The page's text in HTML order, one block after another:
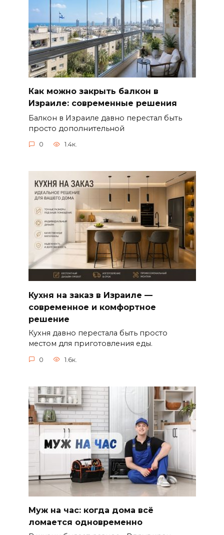
Как можно закрыть балкон в
Израиле: современные решения
Балкон в Израиле давно перестал быть
просто дополнительной
0 1.4к.
Кухня на заказ в Израиле —
современное и комфортное
решение
Кухня давно перестала быть просто
местом для приготовления еды.
0 1.6к.
Муж на час: когда дома всё
ломается одновременно